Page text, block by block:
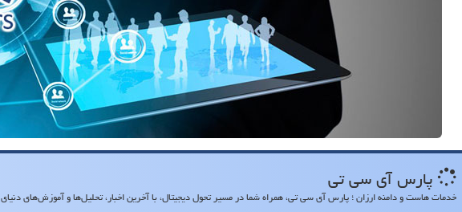
پارس آی سی تی
خدمات هاست و دامنه ارزان ؛ پارس آی سی تی، همراه شما در مسیر تحول دیجیتال، با آخرین اخبار، تحلیل‌ها و آموزش‌های دنیای IT